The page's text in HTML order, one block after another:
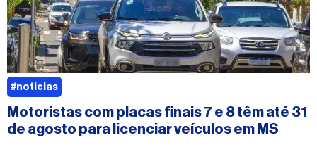
Motoristas com placas finais 7 e 8 têm até 31
de agosto para licenciar veículos em MS
#noticias